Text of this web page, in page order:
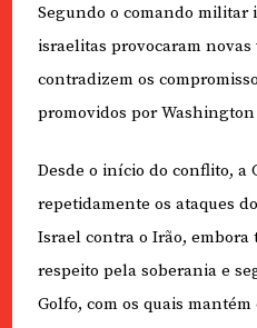
Segundo o comando militar
israelitas provocaram
contradizem os
promovidos por Washington
Desde o início do conflito, a
repetidamente os ataques
Israel contra o Irão, embora
respeito pela soberania e
Golfo, com os quais